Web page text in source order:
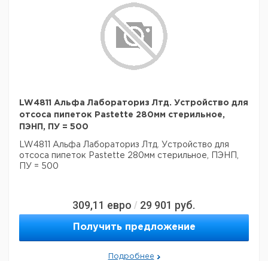
LW4811 Альфа Лабораториз Лтд. Устройство для
отсоса пипеток Pastette 280мм стерильное,
ПЭНП, ПУ = 500
LW4811 Альфа Лабораториз Лтд. Устройство для
отсоса пипеток Pastette 280мм стерильное, ПЭНП,
ПУ = 500
309,11 евро / 29 901 руб.
Получить предложение
Подробнее